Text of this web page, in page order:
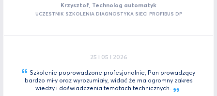
Krzysztof, Technolog automatyk
UCZESTNIK SZKOLENIA DIAGNOSTYKA SIECI PROFIBUS DP
25 I 05 I 2026
Szkolenie poprowadzone profesjonalnie, Pan prowadzący
bardzo miły oraz wyrozumiały, widać że ma ogromny zakres
wiedzy i doświadczenia tematachtechnicznych.